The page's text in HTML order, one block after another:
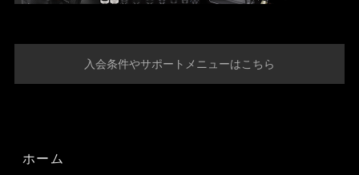
入会条件やサポートメニューはこちら
ホーム